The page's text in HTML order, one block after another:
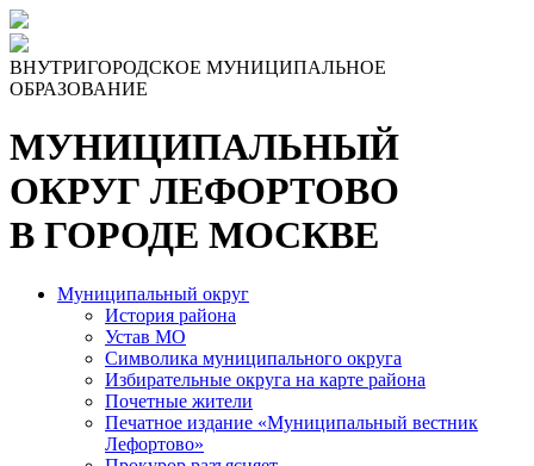
Skip
to
the
content
ВНУТРИГОРОДСКОЕ МУНИЦИПАЛЬНОЕ
ОБРАЗОВАНИЕ
МУНИЦИПАЛЬНЫЙ
ОКРУГ ЛЕФОРТОВО
В ГОРОДЕ МОСКВЕ
Муниципальный округ
История района
Устав МО
Символика муниципального округа
Избирательные округа на карте района
Почетные жители
Печатное издание «Муниципальный вестник
Лефортово»